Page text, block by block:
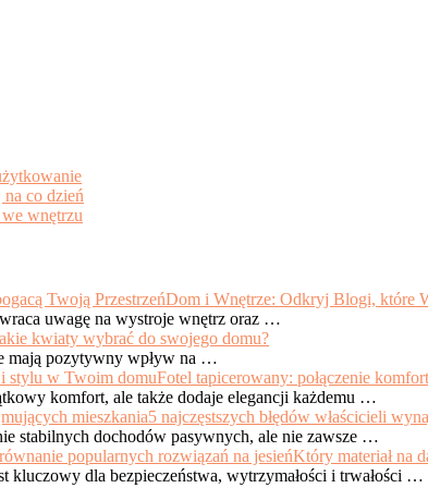
co dzień
wnętrzu
Dom i Wnętrze: Odkryj Blogi, które
uwagę na wystroje wnętrz oraz …
kwiaty wybrać do swojego domu?
mają pozytywny wpływ na …
Fotel tapicerowany: połączenie
komfort, ale także dodaje elegancji każdemu …
5 najczęstszych błędów właścicieli
stabilnych dochodów pasywnych, ale nie zawsze …
Który materiał na
kluczowy dla bezpieczeństwa, wytrzymałości i trwałości …